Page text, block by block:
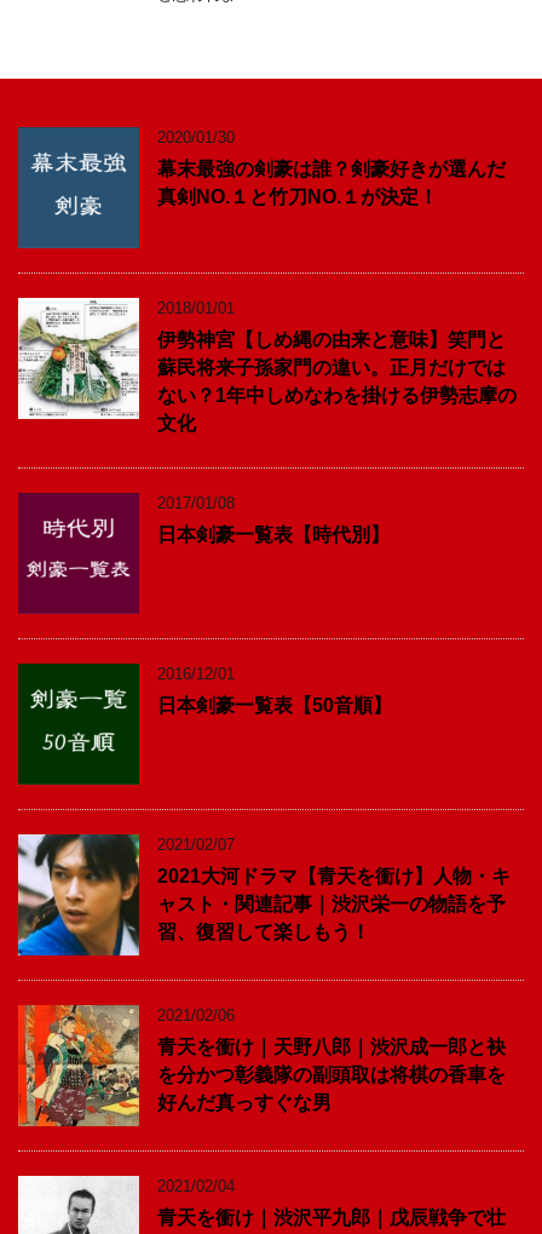
2020/01/30
幕末最強の剣豪は誰？剣豪好きが選んだ
真剣NO.１と竹刀NO.１が決定！
2018/01/01
伊勢神宮【しめ縄の由来と意味】笑門と
蘇民将来子孫家門の違い。正月だけでは
ない？1年中しめなわを掛ける伊勢志摩の
文化
2017/01/08
日本剣豪一覧表【時代別】
2016/12/01
日本剣豪一覧表【50音順】
2021/02/07
2021大河ドラマ【青天を衝け】人物・キ
ャスト・関連記事｜渋沢栄一の物語を予
習、復習して楽しもう！
2021/02/06
青天を衝け｜天野八郎｜渋沢成一郎と袂
を分かつ彰義隊の副頭取は将棋の香車を
好んだ真っすぐな男
2021/02/04
青天を衝け｜渋沢平九郎｜戊辰戦争で壮